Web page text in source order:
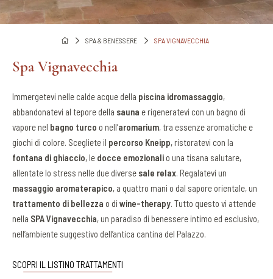
SPA & BENESSERE SPA VIGNAVECCHIA
Spa Vignavecchia
Immergetevi nelle calde acque della piscina idromassaggio,
abbandonatevi al tepore della sauna e rigeneratevi con un bagno di
vapore nel bagno turco o nell’aromarium, tra essenze aromatiche e
giochi di colore. Scegliete il percorso Kneipp, ristoratevi con la
fontana di ghiaccio, le docce emozionali o una tisana salutare,
allentate lo stress nelle due diverse sale relax. Regalatevi un
massaggio aromaterapico, a quattro mani o dal sapore orientale, un
trattamento di bellezza o di wine-therapy. Tutto questo vi attende
nella SPA Vignavecchia, un paradiso di benessere intimo ed esclusivo,
nell’ambiente suggestivo dell’antica cantina del Palazzo.
SCOPRI IL LISTINO TRATTAMENTI